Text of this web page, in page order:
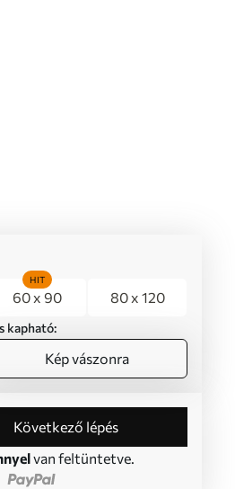
60 x 90
HIT
80 x 120
kapható:
Kép vászonra
Következő lépés
van feltüntetve.